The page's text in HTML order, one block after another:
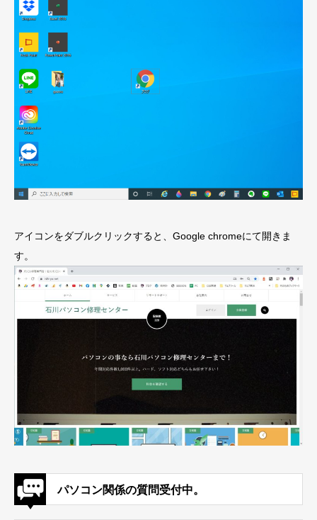
アイコンをダブルクリックすると、Google chromeにて開きま
す。
パソコン関係の質問受付中。